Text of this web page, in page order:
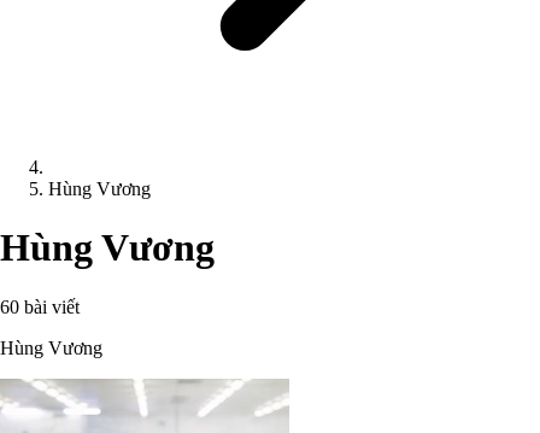
Hùng Vương
Hùng Vương
60 bài viết
Hùng Vương